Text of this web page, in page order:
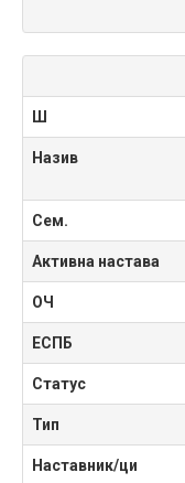
Ш
Назив
Сем.
Активна настава
ОЧ
ЕСПБ
Статус
Тип
Наставник/ци